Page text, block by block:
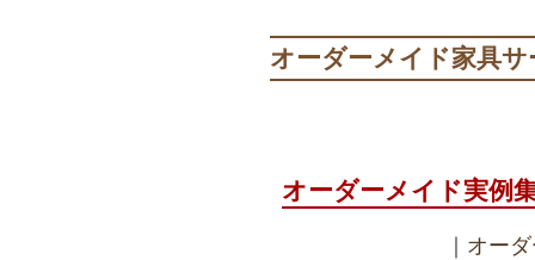
オーダーメイド家具サ
オーダーメイド実例
オー